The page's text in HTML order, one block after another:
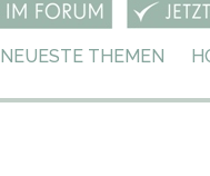
NEUESTE THEMEN